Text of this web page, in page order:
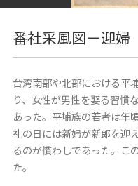
番社采風図－迎婦
台湾南部や北部における平
り、女性が男性を娶る習慣
あった。平埔族の若者は年
礼の日には新婦が新郎を迎
るのが慣わしであった。こ
た。